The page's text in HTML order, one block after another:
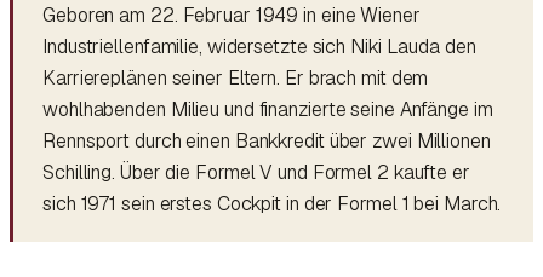
Geboren am 22. Februar 1949 in eine Wiener
Industriellenfamilie, widersetzte sich Niki Lauda den
Karriereplänen seiner Eltern. Er brach mit dem
wohlhabenden Milieu und finanzierte seine Anfänge im
Rennsport durch einen Bankkredit über zwei Millionen
Schilling. Über die Formel V und Formel 2 kaufte er
sich 1971 sein erstes Cockpit in der Formel 1 bei March.